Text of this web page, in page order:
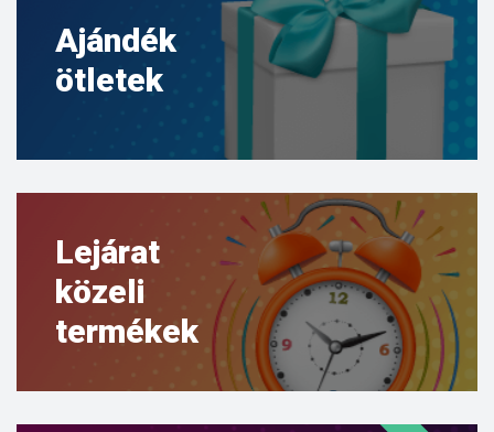
Ajándék
ötletek
Lejárat
közeli
termékek